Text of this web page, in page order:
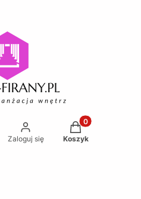
wyszukiwarkę
Zaloguj się
Produkty w
Koszyk